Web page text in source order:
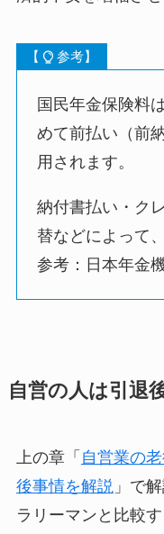
【 参考】
国民年金保険料
めて前払い（前
用されます。
納付書払い・ク
替などによって
参考：日本年金機
自営の人は引退
上の章「 自営業の
後事情を解説」で
ラリーマンと比較